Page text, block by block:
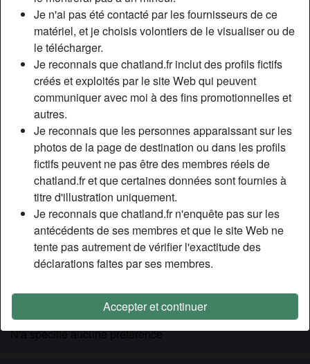
Je n'ai pas été contacté par les fournisseurs de ce
matériel, et je choisis volontiers de le visualiser ou de
le télécharger.
Je reconnais que chatland.fr inclut des profils fictifs
créés et exploités par le site Web qui peuvent
communiquer avec moi à des fins promotionnelles et
autres.
Je reconnais que les personnes apparaissant sur les
photos de la page de destination ou dans les profils
fictifs peuvent ne pas être des membres réels de
chatland.fr et que certaines données sont fournies à
titre d'illustration uniquement.
Je reconnais que chatland.fr n'enquête pas sur les
antécédents de ses membres et que le site Web ne
tente pas autrement de vérifier l'exactitude des
déclarations faites par ses membres.
Accepter et continuer
Département:
Sexe:
Femme
Sexualité:
Relation:
Marié(e)
Couleur des cheveux:
Brunette
Couleur des yeux:
Vert
Épilé(e):
Fumeur(euse):
À l'occasion
Description
J’ai été mariée durant 20 ans, et je peux dire que je suis
une femme d’expérience qui sait comment faire jouir un
homme et le vider bien a fond. Si tenter l’expérience de la
femme cougar te tente, alors contacte moi par message
privé. Je cherche un homme que mes rondeurs ne
Cherche
N'a spécifié aucune préférence